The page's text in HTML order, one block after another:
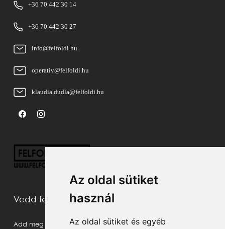
Az oldal sütiket
használ
Az oldal sütiket és egyéb
+36 70 442 30 14
+36 70 442 30 27
info@felfoldi.hu
operativ@felfoldi.hu
klaudia.dudla@felfoldi.hu
Vedd fel velünk a kapcsolatot
Add meg a neved